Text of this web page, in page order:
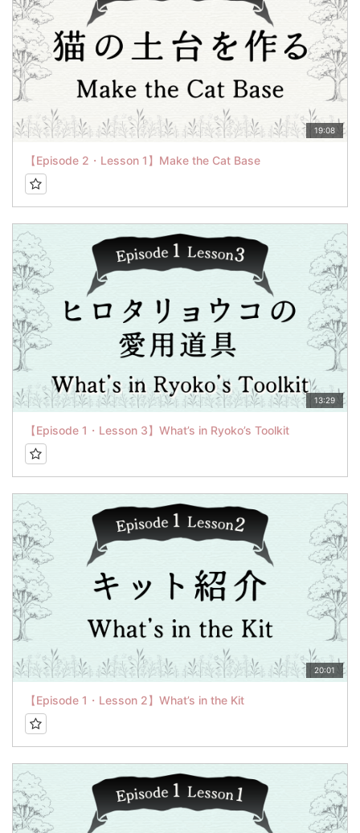
19:08
【Episode 2・Lesson 1】Make the Cat Base
13:29
【Episode 1・Lesson 3】What’s in Ryoko’s Toolkit
20:01
【Episode 1・Lesson 2】What’s in the Kit